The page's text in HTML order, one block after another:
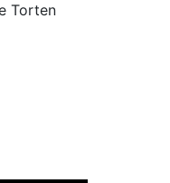
Torten